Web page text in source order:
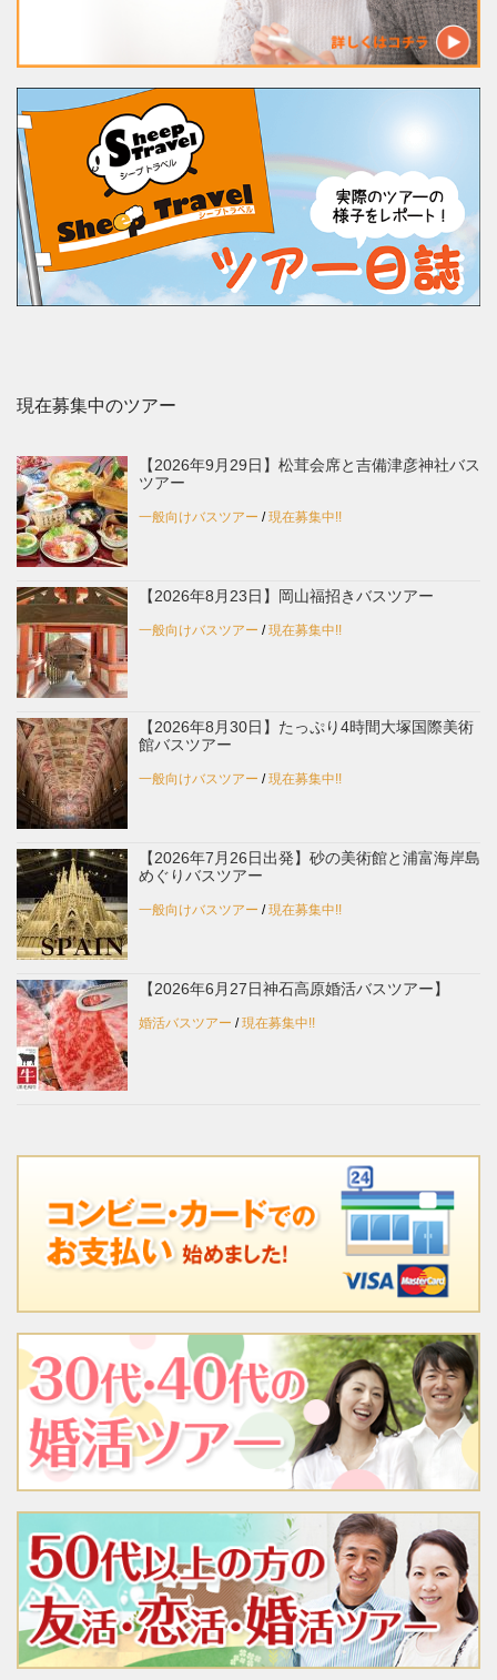
現在募集中のツアー
【2026年9月29日】松茸会席と吉備津彦神社バス
ツアー
一般向けバスツアー /現在募集中!!
【2026年8月23日】岡山福招きバスツアー
一般向けバスツアー /現在募集中!!
【2026年8月30日】たっぷり4時間大塚国際美術
館バスツアー
一般向けバスツアー /現在募集中!!
【2026年7月26日出発】砂の美術館と浦富海岸島
めぐりバスツアー
一般向けバスツアー /現在募集中!!
【2026年6月27日神石高原婚活バスツアー】
婚活バスツアー /現在募集中!!